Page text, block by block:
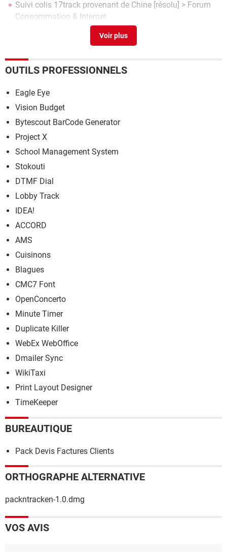
Suivi colis 17track provenant de Chine [résolu] > Forum
Consommation & Internet
Windows 7 service pack 3 download 64 bit
17 track avis
OUTILS PROFESSIONNELS
Eagle Eye
Vision Budget
Bytescout BarCode Generator
Project X
School Management System
Stokouti
DTMF Dial
Lobby Track
IDEA!
ACCORD
AMS
Cuisinons
Blagues
CMC7 Font
OpenConcerto
Minute Timer
Duplicate Killer
WebEx WebOffice
Dmailer Sync
WikiTaxi
Print Layout Designer
TimeKeeper
BUREAUTIQUE
Pack Devis Factures Clients
ORTHOGRAPHE ALTERNATIVE
packntracken-1.0.dmg
VOS AVIS